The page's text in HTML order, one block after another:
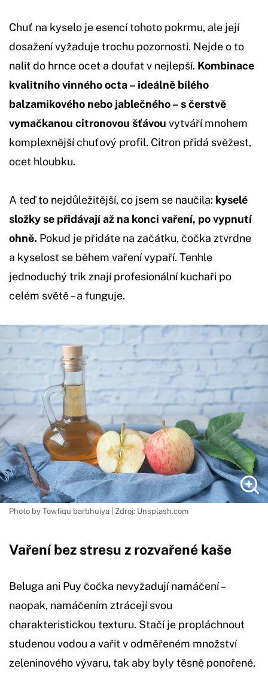
Chuť na kyselo je esencí tohoto pokrmu, ale její
dosažení vyžaduje trochu pozornosti. Nejde o to
nalit do hrnce ocet a doufat v nejlepší. Kombinace
kvalitního vinného octa – ideálně bílého
balzamikového nebo jablečného – s čerstvě
vymačkanou citronovou šťávou vytváří mnohem
komplexnější chuťový profil. Citron přidá svěžest,
ocet hloubku.
A teď to nejdůležitější, co jsem se naučila: kyselé
složky se přidávají až na konci vaření, po vypnutí
ohně. Pokud je přidáte na začátku, čočka ztvrdne
a kyselost se během vaření vypaří. Tenhle
jednoduchý trik znají profesionální kuchaři po
celém světě – a funguje.
Photo by Towfiqu barbhuiya | Zdroj: Unsplash.com
Vaření bez stresu z rozvařené kaše
Beluga ani Puy čočka nevyžadují namáčení –
naopak, namáčením ztrácejí svou
charakteristickou texturu. Stačí je propláchnout
studenou vodou a vařit v odměřeném množství
zeleninového vývaru, tak aby byly těsně ponořené.